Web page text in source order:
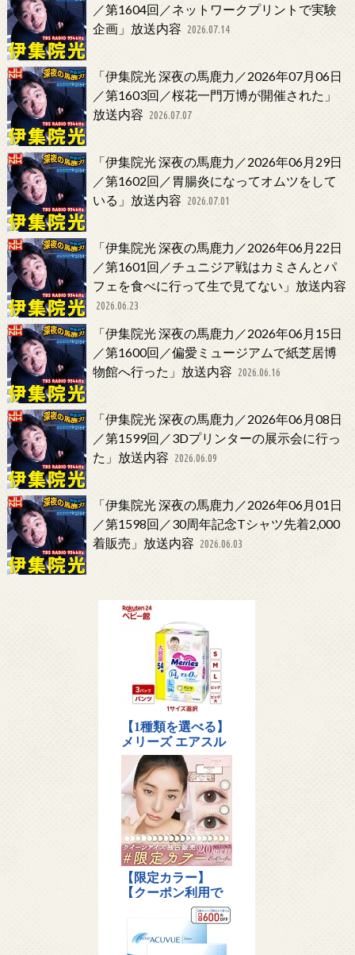
／第1604回／ネットワークプリントで実験
企画」放送内容 2026.07.14
「伊集院光 深夜の馬鹿力／2026年07月06日
／第1603回／桜花一門万博が開催された」
放送内容 2026.07.07
「伊集院光 深夜の馬鹿力／2026年06月29日
／第1602回／胃腸炎になってオムツをして
いる」放送内容 2026.07.01
「伊集院光 深夜の馬鹿力／2026年06月22日
／第1601回／チュニジア戦はカミさんとパ
フェを食べに行って生で見てない」放送内容
2026.06.23
「伊集院光 深夜の馬鹿力／2026年06月15日
／第1600回／偏愛ミュージアムで紙芝居博
物館へ行った」放送内容 2026.06.16
「伊集院光 深夜の馬鹿力／2026年06月08日
／第1599回／3Dプリンターの展示会に行っ
た」放送内容 2026.06.09
「伊集院光 深夜の馬鹿力／2026年06月01日
／第1598回／30周年記念Tシャツ先着2,000
着販売」放送内容 2026.06.03